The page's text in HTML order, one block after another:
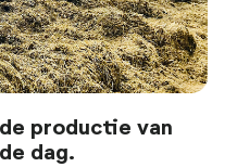
productie van
dag.